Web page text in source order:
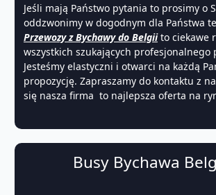
Jeśli mają Państwo pytania to prosimy o
oddzwonimy w dogodnym dla Państwa
Przewozy z Bychawy do Belgiito ciekawe
wszystkich szukających profesjonalnego
Jesteśmy elastyczni i otwarci na każdą
propozycję. Zapraszamy do kontaktu z
się nasza firma to najlepsza oferta na
Busy Bychawa